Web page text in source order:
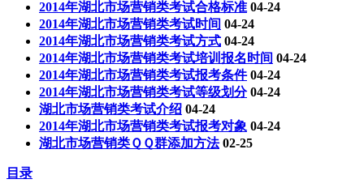
2014年湖北市场营销类考试合格标准 04-24
2014年湖北市场营销类考试时间 04-24
2014年湖北市场营销类考试方式 04-24
2014年湖北市场营销类考试培训报名时间 04-24
2014年湖北市场营销类考试报考条件 04-24
2014年湖北市场营销类考试等级划分 04-24
湖北市场营销类考试介绍 04-24
2014年湖北市场营销类考试报考对象 04-24
湖北市场营销类ＱＱ群添加方法 02-25
目录